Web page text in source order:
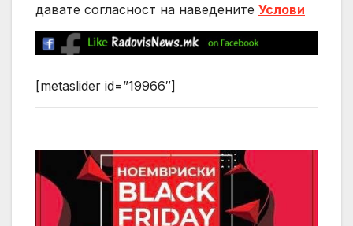
давате согласност на нaведените Услови
[metaslider id=”19966″]